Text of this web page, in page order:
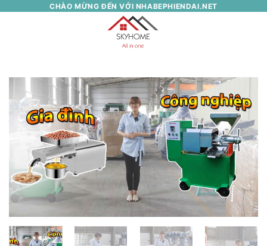
CHÀO MỪNG ĐẾN VỚI NHABEPHIENDAI.NET